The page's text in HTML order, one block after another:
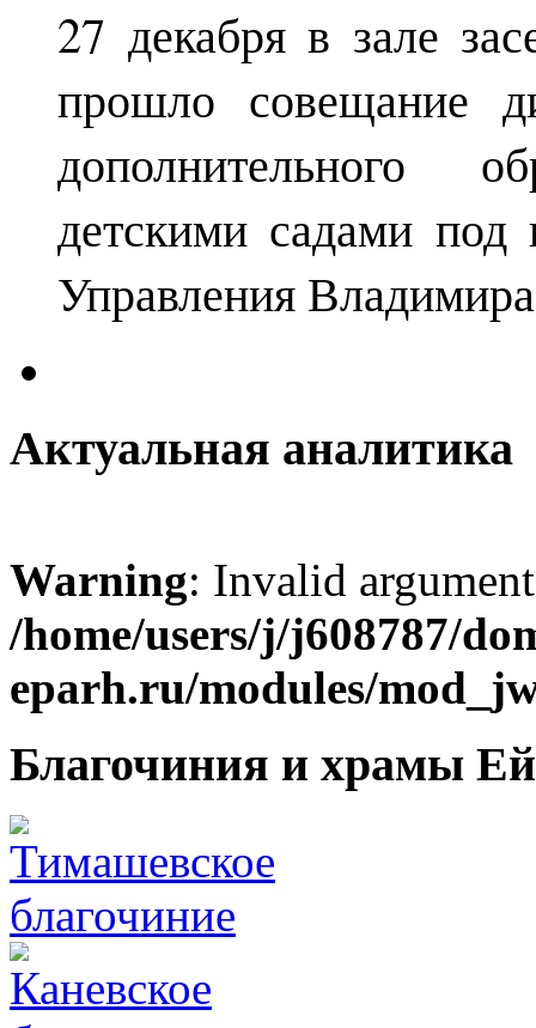
27 декабря в зале
прошло совещание
дополнительного
детскими садами под
Управления
Актуальная аналитика
Warning: Invalid
/home/users/j/j608787/
eparh.ru/modules/
Благочиния и храмы